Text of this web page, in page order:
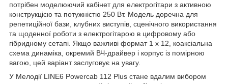
потрібен моделюючий кабінет для електрогітари з активною
конструкцією та потужністю 250 Вт. Модель доречна для
репетиційної бази, клубних виступів, сценічного використання
та щоденної роботи з електрогітарою в цифровому або
гібридному сетапі. Якщо важливі формат 1 x 12, коаксіальна
схема динаміка, окремий ВЧ-драйвер і корпус із помірною
вагою, цей варіант заслуговує на увагу.
У Мелодії LINE6 Powercab 112 Plus стане вдалим вибором